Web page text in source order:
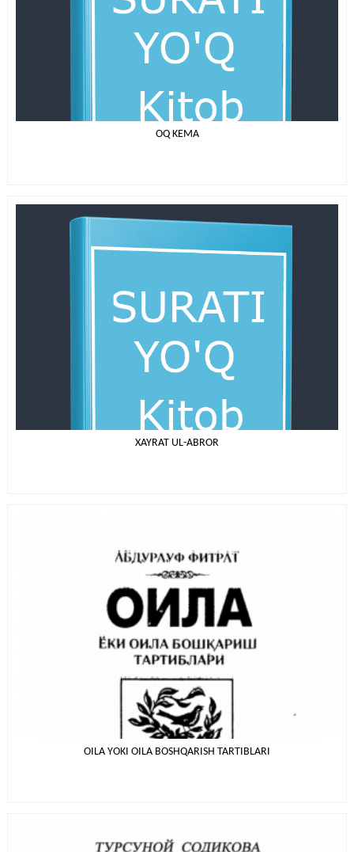
OQ KEMA
XAYRAT UL-ABROR
OILA YOKI OILA BOSHQARISH TARTIBLARI